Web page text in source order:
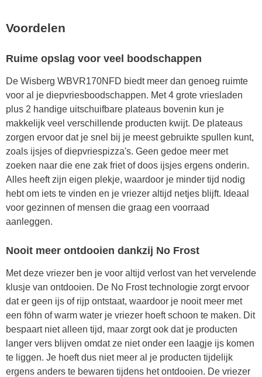
Voordelen
Ruime opslag voor veel boodschappen
De Wisberg WBVR170NFD biedt meer dan genoeg ruimte
voor al je diepvriesboodschappen. Met 4 grote vriesladen
plus 2 handige uitschuifbare plateaus bovenin kun je
makkelijk veel verschillende producten kwijt. De plateaus
zorgen ervoor dat je snel bij je meest gebruikte spullen kunt,
zoals ijsjes of diepvriespizza's. Geen gedoe meer met
zoeken naar die ene zak friet of doos ijsjes ergens onderin.
Alles heeft zijn eigen plekje, waardoor je minder tijd nodig
hebt om iets te vinden en je vriezer altijd netjes blijft. Ideaal
voor gezinnen of mensen die graag een voorraad
aanleggen.
Nooit meer ontdooien dankzij No Frost
Met deze vriezer ben je voor altijd verlost van het vervelende
klusje van ontdooien. De No Frost technologie zorgt ervoor
dat er geen ijs of rijp ontstaat, waardoor je nooit meer met
een föhn of warm water je vriezer hoeft schoon te maken. Dit
bespaart niet alleen tijd, maar zorgt ook dat je producten
langer vers blijven omdat ze niet onder een laagje ijs komen
te liggen. Je hoeft dus niet meer al je producten tijdelijk
ergens anders te bewaren tijdens het ontdooien. De vriezer